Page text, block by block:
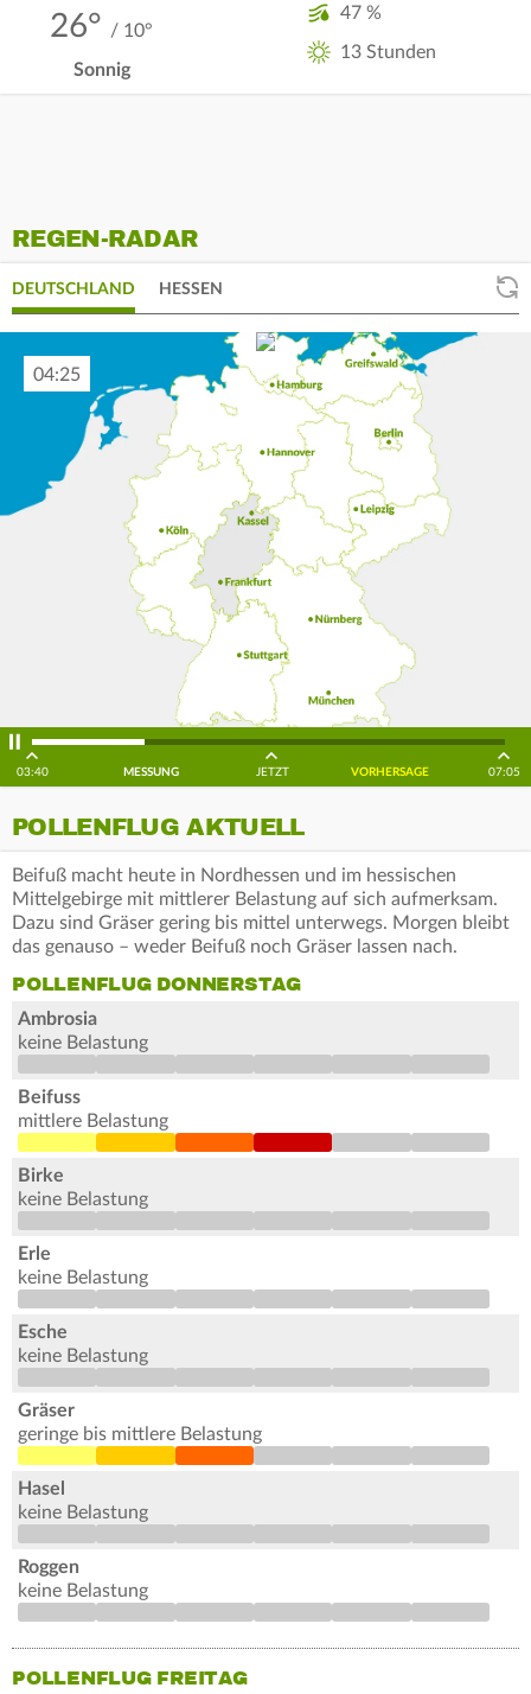
26° / 10°
Sonnig
47 %
13 Stunden
REGEN-RADAR
DEUTSCHLAND HESSEN
04:35
03:40 MESSUNG JETZT VORHERSAGE 07:05
POLLENFLUG AKTUELL
Beifuß macht heute in Nordhessen und im hessischen
Mittelgebirge mit mittlerer Belastung auf sich aufmerksam.
Dazu sind Gräser gering bis mittel unterwegs. Morgen bleibt
das genauso – weder Beifuß noch Gräser lassen nach.
POLLENFLUG DONNERSTAG
Ambrosia
keine Belastung
Beifuss
mittlere Belastung
Birke
keine Belastung
Erle
keine Belastung
Esche
keine Belastung
Gräser
geringe bis mittlere Belastung
Hasel
keine Belastung
Roggen
keine Belastung
POLLENFLUG FREITAG